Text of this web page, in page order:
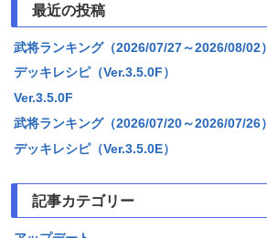
最近の投稿
武将ランキング（2026/07/27～2026/08/02）
デッキレシピ（Ver.3.5.0F）
Ver.3.5.0F
武将ランキング（2026/07/20～2026/07/26）
デッキレシピ（Ver.3.5.0E）
記事カテゴリー